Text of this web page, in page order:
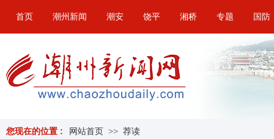
首页 潮州新闻 潮安 饶平 湘桥 专题 国防
您现在的位置 : 网站首页 >> 荐读